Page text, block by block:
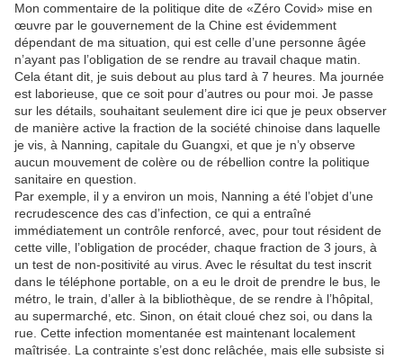
Mon commentaire de la politique dite de «Zéro Covid» mise en
œuvre par le gouvernement de la Chine est évidemment
dépendant de ma situation, qui est celle d’une personne âgée
n’ayant pas l’obligation de se rendre au travail chaque matin.
Cela étant dit, je suis debout au plus tard à 7 heures. Ma journée
est laborieuse, que ce soit pour d’autres ou pour moi. Je passe
sur les détails, souhaitant seulement dire ici que je peux observer
de manière active la fraction de la société chinoise dans laquelle
je vis, à Nanning, capitale du Guangxi, et que je n’y observe
aucun mouvement de colère ou de rébellion contre la politique
sanitaire en question.
Par exemple, il y a environ un mois, Nanning a été l’objet d’une
recrudescence des cas d’infection, ce qui a entraîné
immédiatement un contrôle renforcé, avec, pour tout résident de
cette ville, l’obligation de procéder, chaque fraction de 3 jours, à
un test de non-positivité au virus. Avec le résultat du test inscrit
dans le téléphone portable, on a eu le droit de prendre le bus, le
métro, le train, d’aller à la bibliothèque, de se rendre à l’hôpital,
au supermarché, etc. Sinon, on était cloué chez soi, ou dans la
rue. Cette infection momentanée est maintenant localement
maîtrisée. La contrainte s’est donc relâchée, mais elle subsiste si